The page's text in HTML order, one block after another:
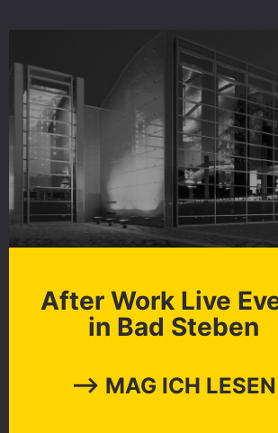
After Work Live
in Bad Steben
⟶ MAG ICH LESEN